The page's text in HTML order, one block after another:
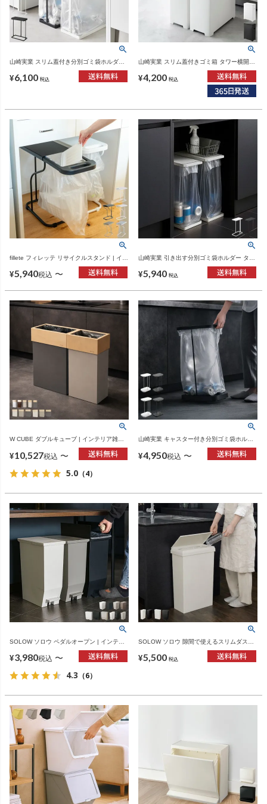
山崎実業 スリム蓋付き分別ゴミ袋ホルダー
貨・タワーシリーズ・ゴミ箱
¥6,100 税込
山崎実業 スリム蓋付きゴミ箱 タワー横開き
¥4,200 税込
fillete フィレッテ リサイクルスタンド | イン
¥5,940税込 〜
山崎実業 引き出す分別ゴミ袋ホルダー タワ
ワーシリーズ・ゴミ箱
¥5,940 税込
W CUBE ダブルキューブ | インテリア雑
¥10,527税込 〜
5.0 （4）
山崎実業 キャスター付き分別ゴミ袋ホルダ
ー LUCE ルーチェ | インテリア雑貨・ゴミ
箱
¥4,950税込 〜
SOLOW ソロウ ペダルオープン | インテリ
¥3,980税込 〜
4.3 （6）
SOLOW ソロウ 隙間で使えるスリムダスト
ア雑貨・ゴミ箱
¥5,500 税込